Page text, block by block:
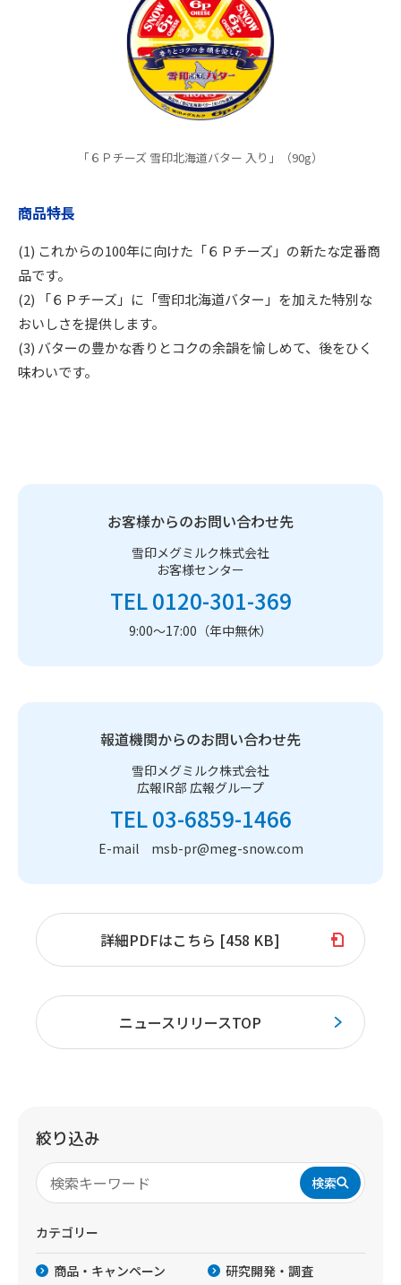
「６Ｐチーズ 雪印北海道バター 入り」（90g）
商品特長
(1) これからの100年に向けた「６Ｐチーズ」の新たな定番商
品です。
(2) 「６Ｐチーズ」に「雪印北海道バター」を加えた特別な
おいしさを提供します。
(3) バターの豊かな香りとコクの余韻を愉しめて、後をひく
味わいです。
お客様からのお問い合わせ先
雪印メグミルク株式会社
お客様センター
TEL 0120-301-369
9:00～17:00（年中無休）
報道機関からのお問い合わせ先
雪印メグミルク株式会社
広報IR部 広報グループ
TEL 03-6859-1466
E-mail msb-pr@meg-snow.com
詳細PDFはこちら [458 KB]
ニュースリリースTOP
絞り込み
検索
カテゴリー
商品・キャンペーン
研究開発・調査